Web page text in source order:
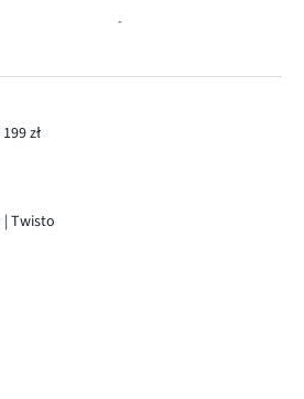
-
zł
| Twisto